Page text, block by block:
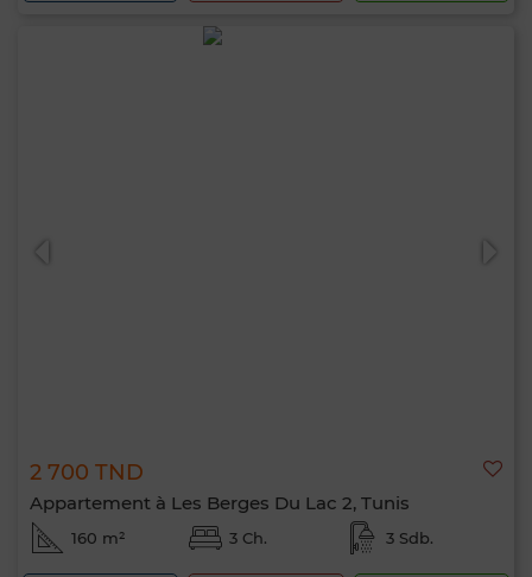
2 700 TND
Appartement à Les Berges Du Lac 2, Tunis
160 m² 3 Ch. 3 Sdb.